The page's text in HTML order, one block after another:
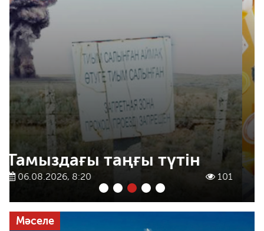
Құмарлық эпидемиясы
06.08.2026, 8:00 94
Мәселе